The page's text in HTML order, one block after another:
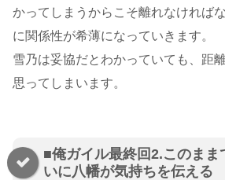
かってしまうからこそ離れなければ
に関係性が希薄になっていきます。
雪乃は妥協だとわかっていても、距
思ってしまいます。
■俺ガイル最終回2.このまま
いに八幡が気持ちを伝える